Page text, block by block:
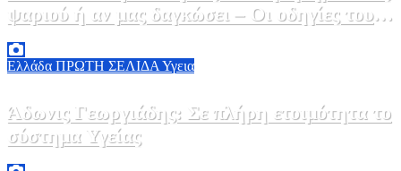
ψαριού ή αν μας δαγκώσει – Οι οδηγίες του
ΕΟΔΥ
Ελλάδα ΠΡΩΤΗ ΣΕΛΙΔΑΥγεια
Άδωνις Γεωργιάδης: Σε πλήρη ετοιμότητα το
σύστημα Υγείας